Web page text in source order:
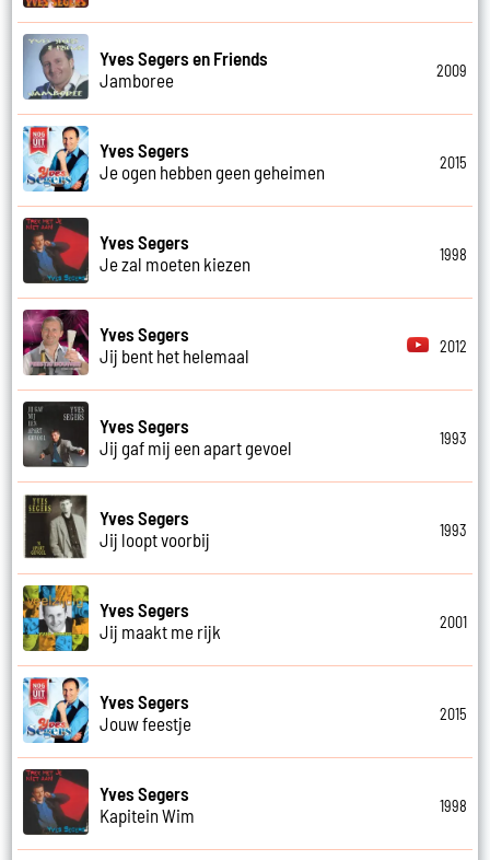
Yves Segers en Friends
Jamboree
2009
Yves Segers
Je ogen hebben geen geheimen
2015
Yves Segers
Je zal moeten kiezen
1998
Yves Segers
Jij bent het helemaal
2012
Yves Segers
Jij gaf mij een apart gevoel
1993
Yves Segers
Jij loopt voorbij
1993
Yves Segers
Jij maakt me rijk
2001
Yves Segers
Jouw feestje
2015
Yves Segers
Kapitein Wim
1998